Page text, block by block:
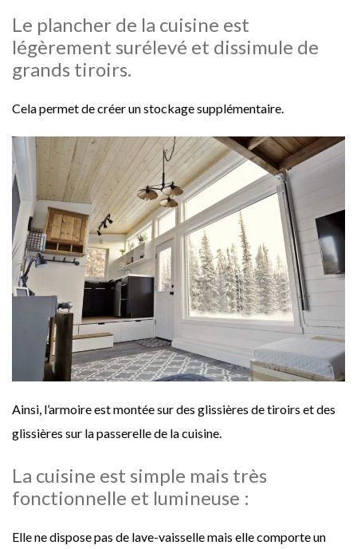
Le plancher de la cuisine est
légèrement surélevé et dissimule de
grands tiroirs.
Cela permet de créer un stockage supplémentaire.
Ainsi, l’armoire est montée sur des glissières de tiroirs et des
glissières sur la passerelle de la cuisine.
La cuisine est simple mais très
fonctionnelle et lumineuse :
Elle ne dispose pas de lave-vaisselle mais elle comporte un